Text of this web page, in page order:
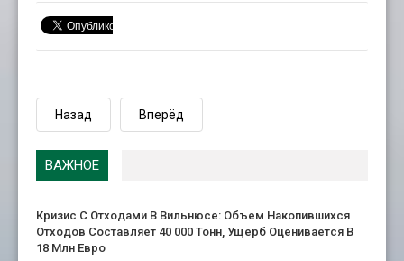
Назад Вперёд
ВАЖНОЕ
Кризис С Отходами В Вильнюсе: Объем Накопившихся
Отходов Составляет 40 000 Тонн, Ущерб Оценивается В
18 Млн Евро